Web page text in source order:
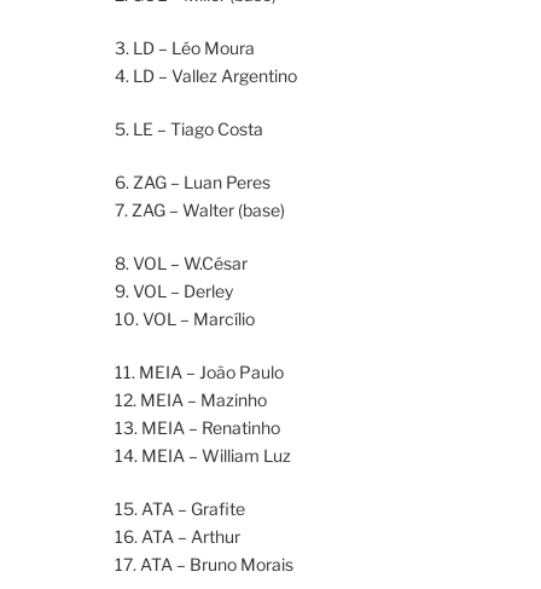
3. LD – Léo Moura
4. LD – Vallez Argentino
5. LE – Tiago Costa
6. ZAG – Luan Peres
7. ZAG – Walter (base)
8. VOL – W.César
9. VOL – Derley
10. VOL – Marcílio
11. MEIA – João Paulo
12. MEIA – Mazinho
13. MEIA – Renatinho
14. MEIA – William Luz
15. ATA – Grafite
16. ATA – Arthur
17. ATA – Bruno Morais